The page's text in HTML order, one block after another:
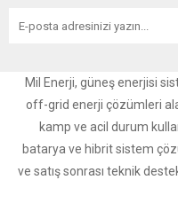
Mil Enerji, güneş enerjisi
off-grid enerji çözümleri
kamp ve acil durum
batarya ve hibrit sistem
ve satış sonrası teknik